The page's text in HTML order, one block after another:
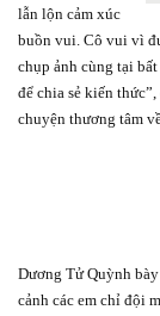
lẫn lộn cảm xúc
buồn vui. Cô vui vì
chụp ảnh cùng tại
để chia sẻ kiến
chuyện thương tâm
Dương Tử Quỳnh
cảnh các em chỉ đội